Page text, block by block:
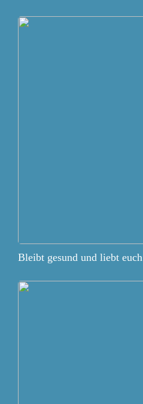
Bleibt gesund und liebt euch